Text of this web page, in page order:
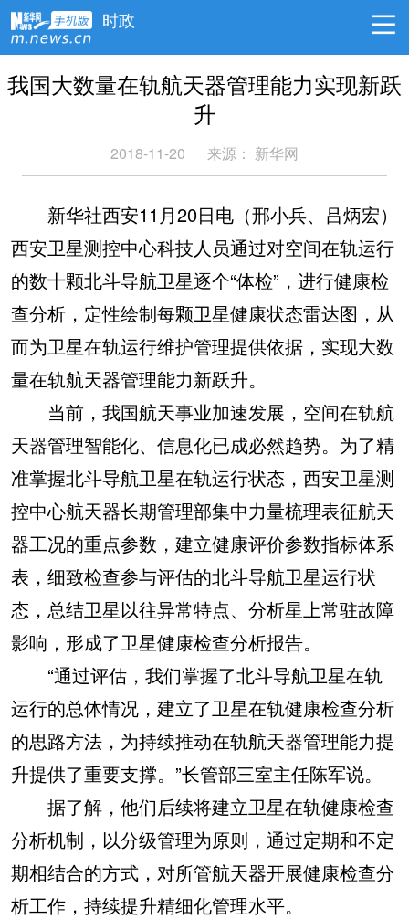
时政
我国大数量在轨航天器管理能力实现新跃
升
2018-11-20 来源： 新华网
新华社西安11月20日电（邢小兵、吕炳宏）
西安卫星测控中心科技人员通过对空间在轨运行
的数十颗北斗导航卫星逐个“体检”，进行健康检
查分析，定性绘制每颗卫星健康状态雷达图，从
而为卫星在轨运行维护管理提供依据，实现大数
量在轨航天器管理能力新跃升。
当前，我国航天事业加速发展，空间在轨航
天器管理智能化、信息化已成必然趋势。为了精
准掌握北斗导航卫星在轨运行状态，西安卫星测
控中心航天器长期管理部集中力量梳理表征航天
器工况的重点参数，建立健康评价参数指标体系
表，细致检查参与评估的北斗导航卫星运行状
态，总结卫星以往异常特点、分析星上常驻故障
影响，形成了卫星健康检查分析报告。
“通过评估，我们掌握了北斗导航卫星在轨
运行的总体情况，建立了卫星在轨健康检查分析
的思路方法，为持续推动在轨航天器管理能力提
升提供了重要支撑。”长管部三室主任陈军说。
据了解，他们后续将建立卫星在轨健康检查
分析机制，以分级管理为原则，通过定期和不定
期相结合的方式，对所管航天器开展健康检查分
析工作，持续提升精细化管理水平。